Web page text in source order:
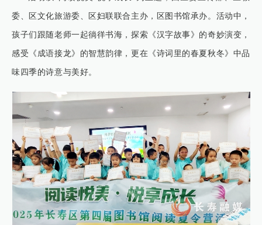
委、区文化旅游委、区妇联联合主办，区图书馆承办。活动中，
孩子们跟随老师一起徜徉书海，探索《汉字故事》的奇妙演变，
感受《成语接龙》的智慧韵律，更在《诗词里的春夏秋冬》中品
味四季的诗意与美好。